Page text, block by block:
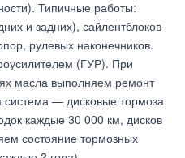
Типичные работы:
и задних), сайлентблоков
рулевых наконечников.
(ГУР). При
масла выполняем ремонт
система — дисковые тормоза
каждые 30 000 км, дисков
состояние тормозных